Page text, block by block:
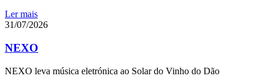
Ler mais
31/07/2026
NEXO
NEXO leva música eletrónica ao Solar do Vinho do Dão